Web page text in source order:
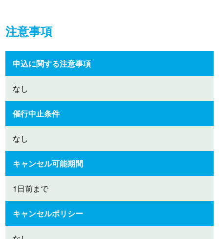
注意事項
申込に関する注意事項
なし
催行中止条件
なし
キャンセル可能期間
1日前まで
キャンセルポリシー